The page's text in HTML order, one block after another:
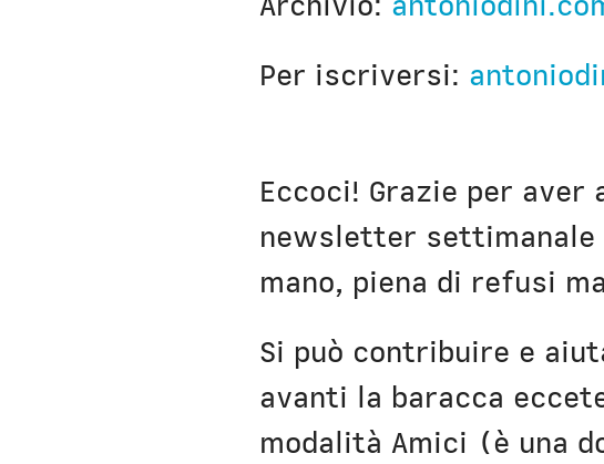
Nausicaa
Per iscriversi:
Eccoci! Grazie per aver
newsletter settimanale
mano, piena di refusi
Si può contribuire e
avanti la baracca
modalità Amici (è una